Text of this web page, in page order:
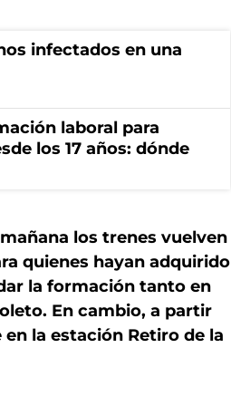
infectados en una
laboral para
los 17 años: dónde
los trenes vuelven
quienes hayan adquirido
la formación tanto en
En cambio, a partir
en la estación Retiro de la